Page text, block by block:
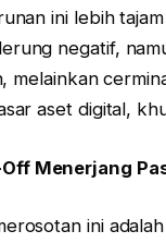
ini lebih
negatif,
melainkan
aset digital,
Menerjang
ini